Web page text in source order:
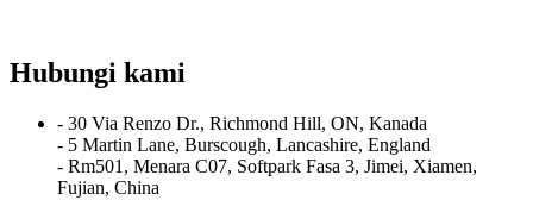
Hubungi kami
- 30 Via Renzo Dr., Richmond Hill, ON, Kanada
- 5 Martin Lane, Burscough, Lancashire, England
- Rm501, Menara C07, Softpark Fasa 3, Jimei, Xiamen,
Fujian, China